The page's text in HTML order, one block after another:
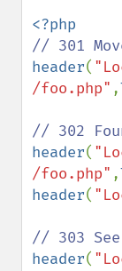
header(
/foo.php" ,
header(
/foo.php" ,
header(
header(